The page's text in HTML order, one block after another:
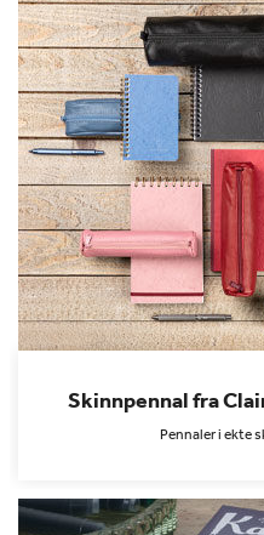
Skinnpennal fra
Pennaler i ekte